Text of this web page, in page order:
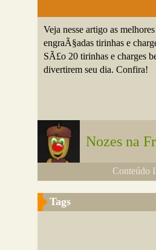
Veja nesse artigo as
engraÃ§adas tirinhas e
SÃ£o 20 tirinhas e charges
divertirem seu dia. Confira!
Nozes na
Conteúdo
Tags